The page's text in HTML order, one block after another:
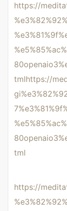
https://
tmlhttps://
tml
https://